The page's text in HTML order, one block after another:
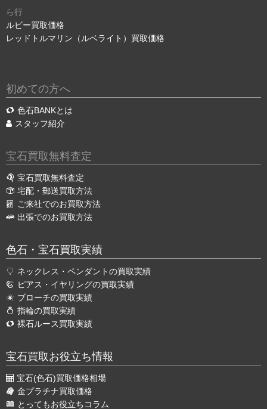
ら行
ルビー買取価格
レッドトルマリン（ルベライト）買取価格
初めての方へ
色石BANKとは
スタッフ紹介
宝石買取無料査定
宝石買取無料査定
宅配・郵送買取方法
ご来社でのお買取方法
出張でのお買取方法
色石・宝石買取実績
ネックレス・ペンダントの買取実績
ピアス・イヤリングの買取実績
ブローチの買取実績
指輪の買取実績
裸石ルース買取実績
宝石買取お役立ち情報
宝石(色石)買取価格相場
金プラチナ買取価格
とってもお役立ちコラム